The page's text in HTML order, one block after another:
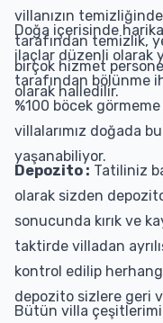
villanızın
tarafından temizlik,
birçok hizmet
olarak halledilir.
Doğa içerisinde
ilaçlar düzenli olarak
tarafından bölünme
%100 böcek
villalarımız doğada
yaşanabiliyor.
Depozito : Tatiliniz
olarak sizden
sonucunda kırık ve
taktirde villadan
kontrol edilip
depozito sizlere geri
Bütün villa